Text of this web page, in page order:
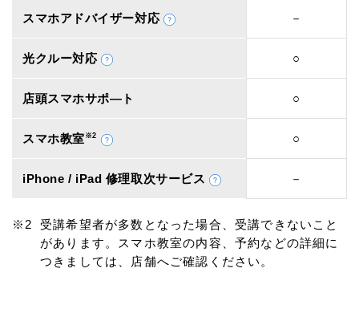
スマホアドバイザー対応 －
光クルー対応 ○
店頭スマホサポ―ト ○
スマホ教室 ※2 ○
iPhone / iPad 修理取次サービス －
受講希望者が多数となった場合、受講できないこと
があります。スマホ教室の内容、予約などの詳細に
つきましては、店舗へご確認ください。